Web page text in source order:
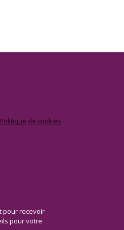
Politique de cookies
pour recevoir
pour votre